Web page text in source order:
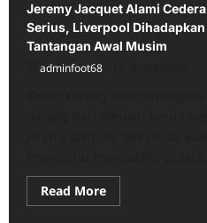
Jeremy Jacquet Alami Cedera
Serius, Liverpool Dihadapkan
Tantangan Awal Musim
adminfoot68
Read MoreRead
more